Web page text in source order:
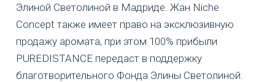
Элиной Светолиной в Мадриде. Жан Niche
Concept также имеет право на эксклюзивную
продажу аромата, при этом 100% прибыли
PUREDISTANCE передаст в поддержку
благотворительного Фонда Элины Светолиной.